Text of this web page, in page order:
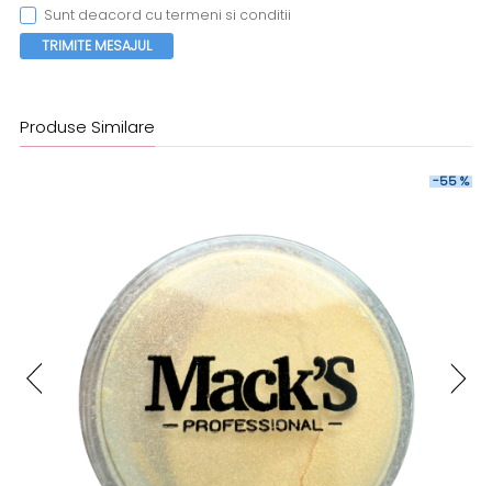
Sunt deacord cu termeni si conditii
TRIMITE MESAJUL
Produse Similare
-55 %